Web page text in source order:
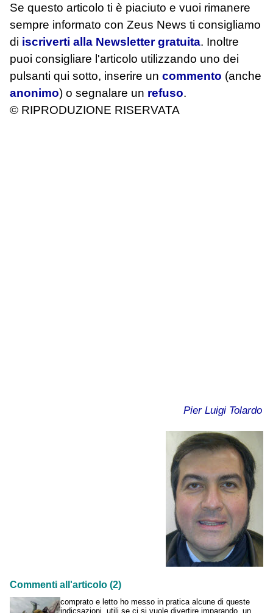
Se questo articolo ti è piaciuto e vuoi rimanere
sempre informato con Zeus News ti consigliamo
di iscriverti alla Newsletter gratuita. Inoltre
puoi consigliare l'articolo utilizzando uno dei
pulsanti qui sotto, inserire un commento (anche
anonimo) o segnalare un refuso.
© RIPRODUZIONE RISERVATA
Pier Luigi Tolardo
Commenti all'articolo (2)
comprato e letto ho messo in pratica alcune di queste
indicsazioni, utili se ci si vuole divertire imparando. un